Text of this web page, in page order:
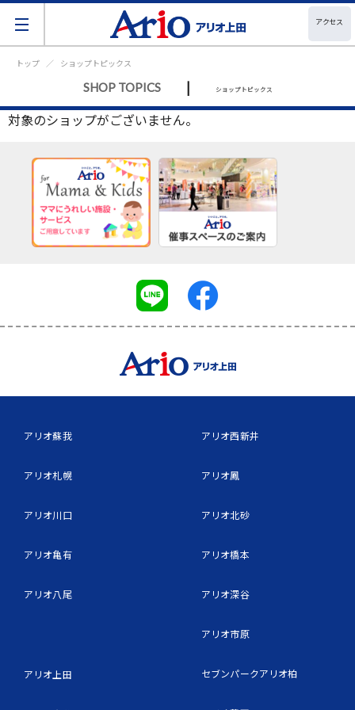
アクセス
トップ ショップトピックス
SHOP TOPICS | ショップトピックス
対象のショップがございません。
アリオ蘇我
アリオ札幌
アリオ川口
アリオ亀有
アリオ八尾
アリオ上田
アリオ西新井
アリオ鳳
アリオ北砂
アリオ橋本
アリオ深谷
アリオ市原
セブンパークアリオ柏